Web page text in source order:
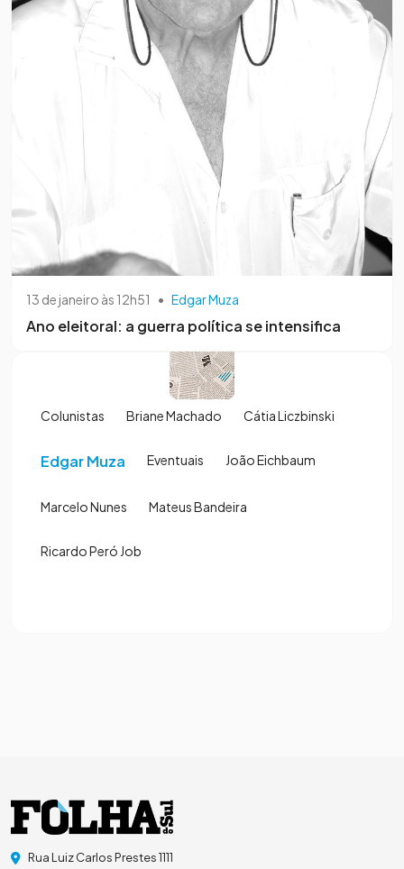
13 de janeiro às 12h51 • Edgar Muza
Ano eleitoral: a guerra política se intensifica
Colunistas Briane Machado Cátia Liczbinski
Edgar Muza Eventuais João Eichbaum
Marcelo Nunes Mateus Bandeira
Ricardo Peró Job
Rua Luiz Carlos Prestes 1111